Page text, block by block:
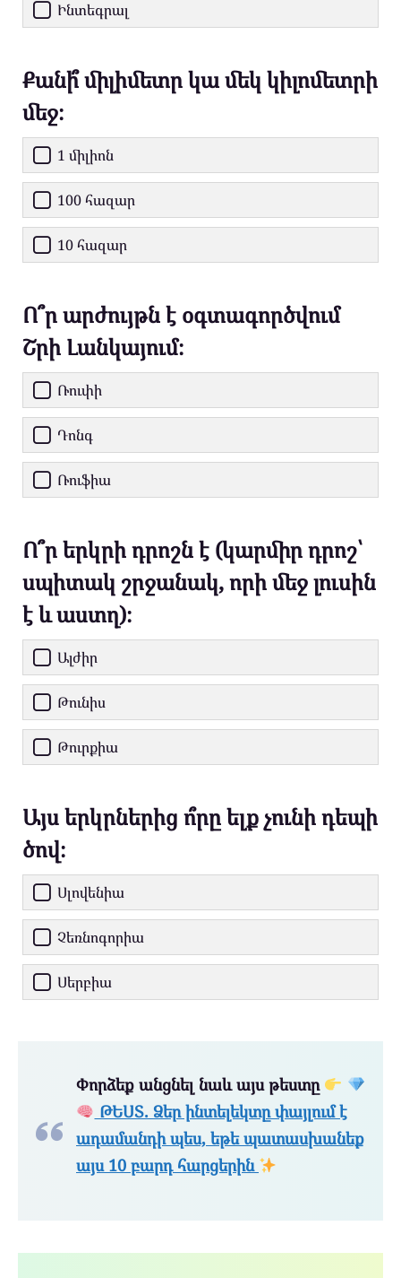
Ինտեգրալ
Քանի՞ միլիմետր կա մեկ կիլոմետրի
մեջ։
1 միլիոն
100 հազար
10 հազար
Ո՞ր արժույթն է օգտագործվում
Շրի Լանկայում։
Ռուփի
Դոնգ
Ռուֆիա
Ո՞ր երկրի դրոշն է (կարմիր դրոշ՝
սպիտակ շրջանակ, որի մեջ լուսին
է և աստղ)։
Ալժիր
Թունիս
Թուրքիա
Այս երկրներից ո՞րը ելք չունի դեպի
ծով։
Սլովենիա
Չեռնոգորիա
Սերբիա
Փորձեք անցնել նաև այս թեստը
ԹԵՍՏ. Ձեր ինտելեկտը փայլում է
ադամանդի պես, եթե պատասխանեք
այս 10 բարդ հարցերին